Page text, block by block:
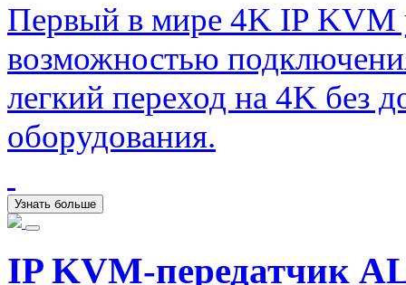
Первый в мире 4K IP KVM
возможностью
легкий переход на 4K без
оборудования.
Узнать больше
IP KVM-передатчик